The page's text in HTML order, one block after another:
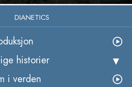
DIANETICS
historier
i verden